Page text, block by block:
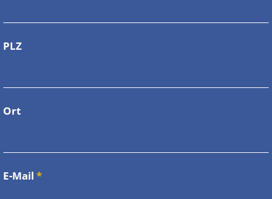
PLZ
Ort
E-Mail *